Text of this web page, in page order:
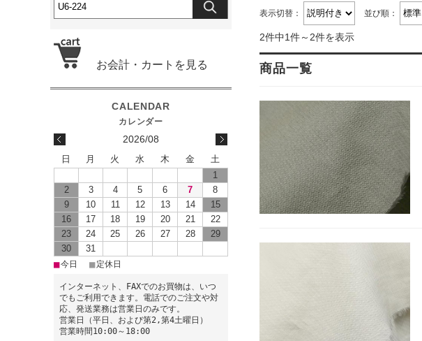
表示切替： 並び順：
2件中1件～2件を表示
商品一覧
お会計・カートを見る
2026/08
日 月 火 水 木 金
土
1
2
3 4 5 6 7
8
9
10 11 12 13 14
15
16
17 18 19 20 21
22
23
24 25 26 27 28
29
30
31
■今日 ■ 定休日
インターネット、FAXでのお買物は、いつ
でもご利用できます。電話でのご注文や対
応、発送業務は営業日のみです。
営業日（平日、および第2,第4土曜日）
営業時間10:00～18:00